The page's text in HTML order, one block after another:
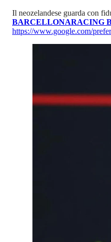
Il neozelandese guarda con
BARCELLONARACING
https://www.google.com/